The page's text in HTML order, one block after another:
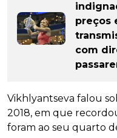
preços
com
Vikhlyantseva falou
2018, em que
foram ao seu quarto